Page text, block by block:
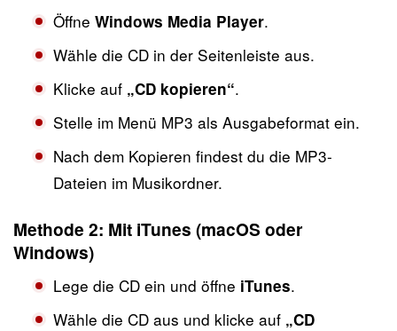
Öffne Windows Media Player.
Wähle die CD in der Seitenleiste aus.
Klicke auf „CD kopieren“.
Stelle im Menü MP3 als Ausgabeformat ein.
Nach dem Kopieren findest du die MP3-
Dateien im Musikordner.
Methode 2: Mit iTunes (macOS oder
Windows)
Lege die CD ein und öffne iTunes.
Wähle die CD aus und klicke auf „CD